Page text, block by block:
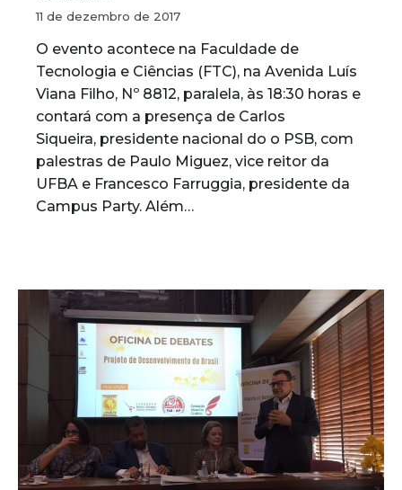
11 de dezembro de 2017
O evento acontece na Faculdade de
Tecnologia e Ciências (FTC), na Avenida Luís
Viana Filho, Nº 8812, paralela, às 18:30 horas e
contará com a presença de Carlos
Siqueira, presidente nacional do o PSB, com
palestras de Paulo Miguez, vice reitor da
UFBA e Francesco Farruggia, presidente da
Campus Party. Além…